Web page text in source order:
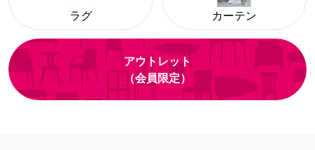
ラグ カーテン
アウトレット
（会員限定）